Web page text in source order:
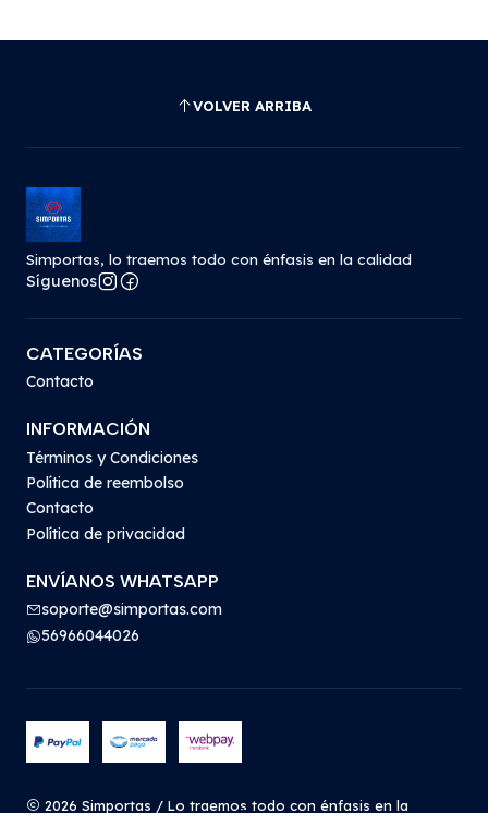
VOLVER ARRIBA
Simportas, lo traemos todo con énfasis en la calidad
Síguenos
CATEGORÍAS
Contacto
INFORMACIÓN
Términos y Condiciones
Política de reembolso
Contacto
Política de privacidad
ENVÍANOS WHATSAPP
soporte@simportas.com
56966044026
2026 Simportas / Lo traemos todo con énfasis en la